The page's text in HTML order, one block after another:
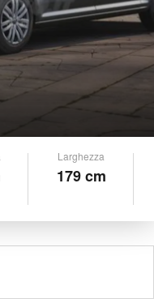
Larghezza
179 cm